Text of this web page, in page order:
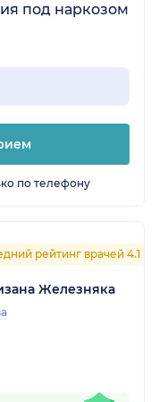
под наркозом
по телефону
рейтинг врачей 4.1
Железняка